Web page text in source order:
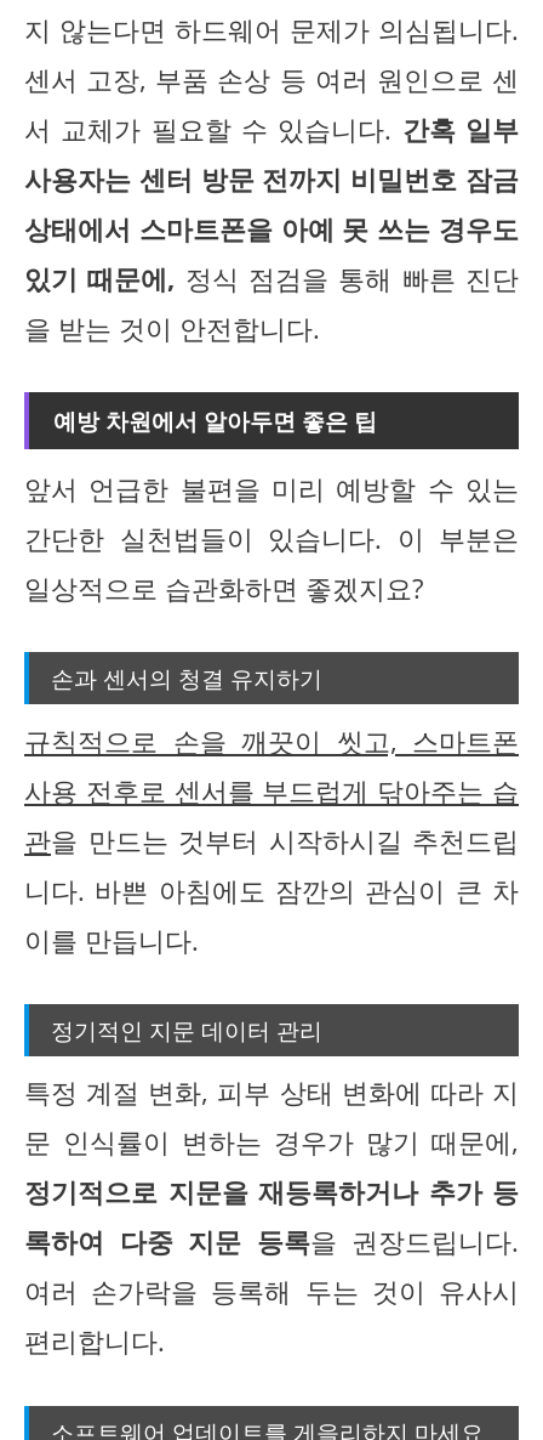
지 않는다면 하드웨어 문제가 의심됩니다.
센서 고장, 부품 손상 등 여러 원인으로 센
서 교체가 필요할 수 있습니다. 간혹 일부
사용자는 센터 방문 전까지 비밀번호 잠금
상태에서 스마트폰을 아예 못 쓰는 경우도
있기 때문에, 정식 점검을 통해 빠른 진단
을 받는 것이 안전합니다.
예방 차원에서 알아두면 좋은 팁
앞서 언급한 불편을 미리 예방할 수 있는
간단한 실천법들이 있습니다. 이 부분은
일상적으로 습관화하면 좋겠지요?
손과 센서의 청결 유지하기
규칙적으로 손을 깨끗이 씻고, 스마트폰
사용 전후로 센서를 부드럽게 닦아주는 습
관을 만드는 것부터 시작하시길 추천드립
니다. 바쁜 아침에도 잠깐의 관심이 큰 차
이를 만듭니다.
정기적인 지문 데이터 관리
특정 계절 변화, 피부 상태 변화에 따라 지
문 인식률이 변하는 경우가 많기 때문에,
정기적으로 지문을 재등록하거나 추가 등
록하여 다중 지문 등록을 권장드립니다.
여러 손가락을 등록해 두는 것이 유사시
편리합니다.
소프트웨어 업데이트를 게을리하지 마세요